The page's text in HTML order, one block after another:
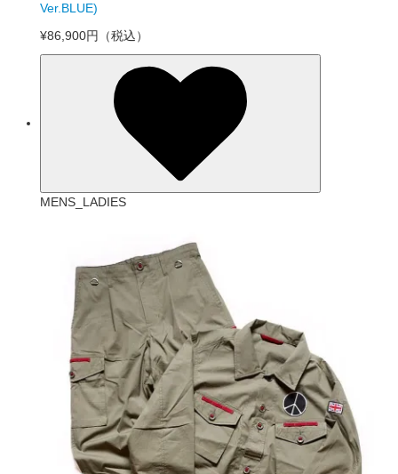
Ver.BLUE)
¥86,900円
（税込）
MENS_LADIES